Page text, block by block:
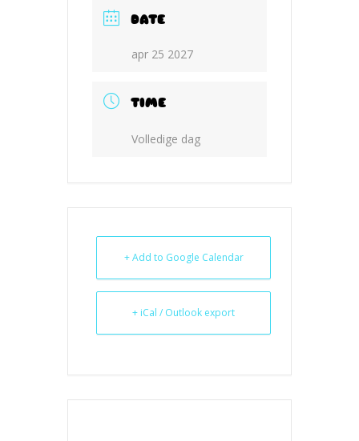
DATE
apr 25 2027
TIME
Volledige dag
+ Add to Google Calendar
+ iCal / Outlook export